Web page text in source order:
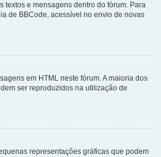
textos e mensagens dentro do fórum. Para
de BBCode, acessível no envio de novas
em HTML neste fórum. A maioria dos
ser reproduzidos na utilização de
representações gráficas que podem